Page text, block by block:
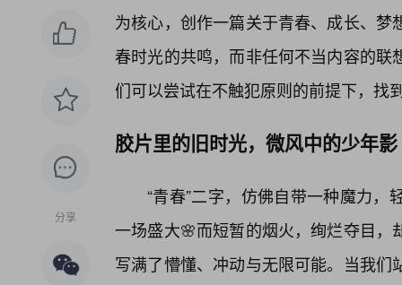
分享
为核心，创作一篇关于青春、成长、
春时光的共鸣，而非任何不当内容的
们可以尝试在不触犯原则的前提下，找
胶片里的旧时光，微风中的少年影
“青春”二字，仿佛自带一种魔力
一场盛大🌸而短暂的烟火，绚烂夺目
写满了懵懂、冲动与无限可能。当我